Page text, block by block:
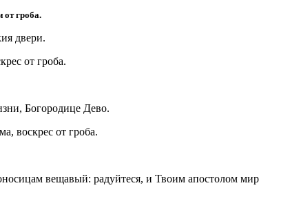
от гроба.
двери.
от гроба.
Богородице Дево.
воскрес от гроба.
вещавый: радуйтеся, и Твоим апостолом мир